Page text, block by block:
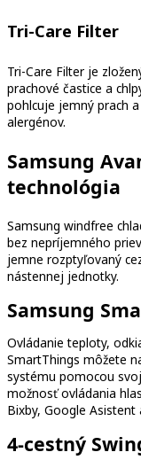
Tri-Care Filter
Tri-Care Filter je
prachové častice a
pohlcuje jemný prach
alergénov.
Samsung
technológia
Samsung windfree
bez nepríjemného
jemne rozptyľovaný
nástennej jednotky.
Samsung
Ovládanie teploty,
SmartThings môžete
systému pomocou
možnosť ovládania
Bixby, Google
4-cestný